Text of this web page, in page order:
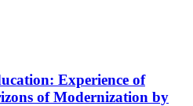
Experience of
of Modernization by